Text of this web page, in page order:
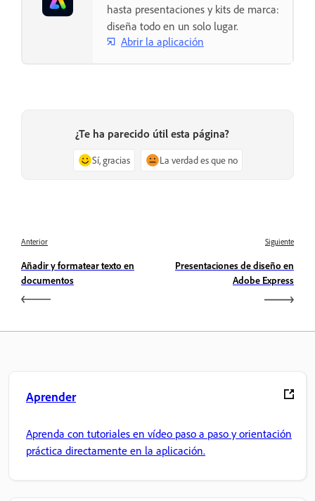
hasta presentaciones y kits de marca:
diseña todo en un solo lugar.
Abrir la aplicación
¿Te ha parecido útil esta página?
Sí, gracias La verdad es que no
Anterior
Añadir y formatear texto en
documentos
Siguiente
Presentaciones de diseño en
Adobe Express
Aprender
Aprenda con tutoriales en vídeo paso a paso y orientación
práctica directamente en la aplicación.